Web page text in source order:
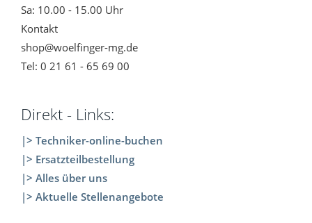
Sa: 10.00 - 15.00 Uhr
Kontakt
shop@woelfinger-mg.de
Tel: 0 21 61 - 65 69 00
Direkt - Links:
|> Techniker-online-buchen
|> Ersatzteilbestellung
|> Alles über uns
|> Aktuelle Stellenangebote